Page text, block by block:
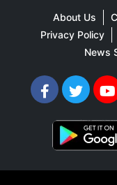
About Us
Privacy Policy
News